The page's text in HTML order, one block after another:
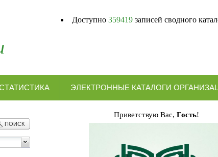
Доступно 359419 записей сводного
ЭЛЕКТРОННЫЕ КАТАЛОГИ
ПОИСК
Приветствую Вас, Гость!